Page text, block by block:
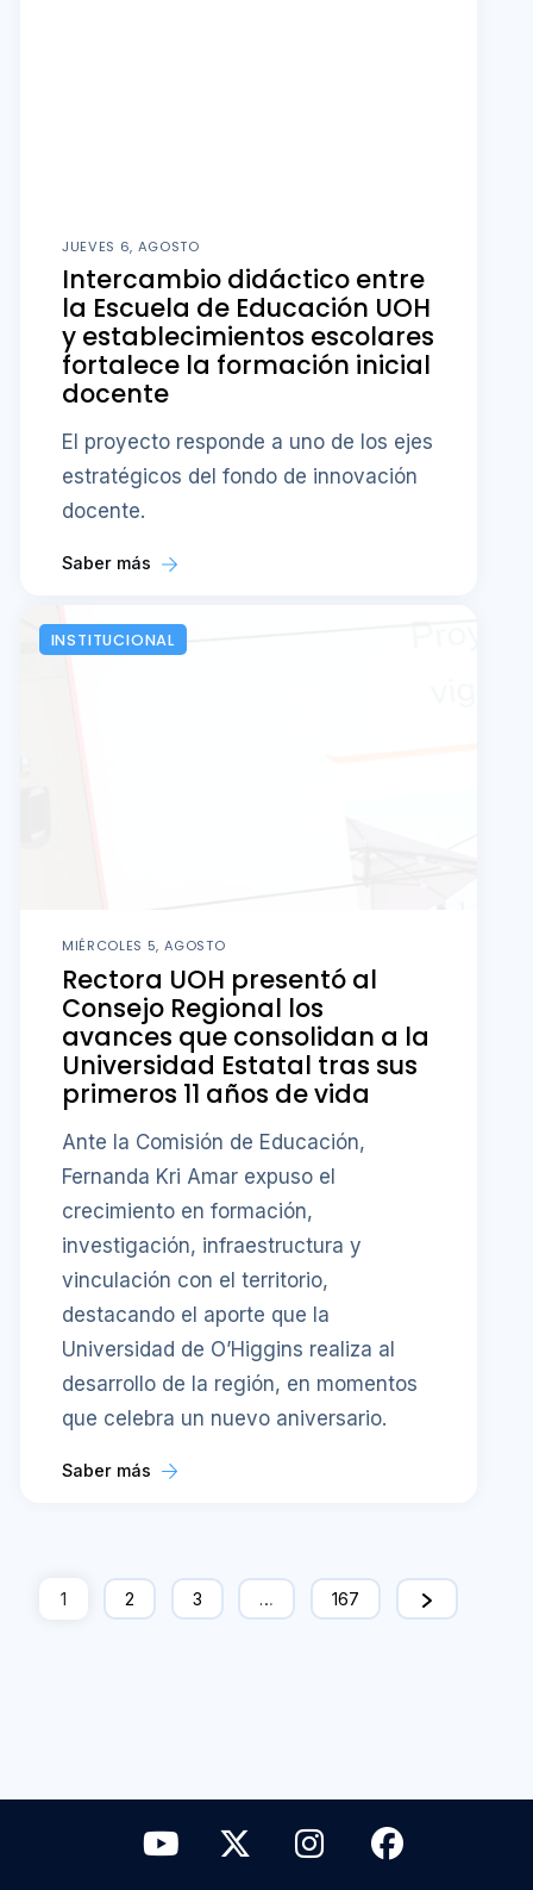
JUEVES 6, AGOSTO
Intercambio didáctico entre
la Escuela de Educación UOH
y establecimientos escolares
fortalece la formación inicial
docente
El proyecto responde a uno de los ejes
estratégicos del fondo de innovación
docente.
Saber más
INSTITUCIONAL
MIÉRCOLES 5, AGOSTO
Rectora UOH presentó al
Consejo Regional los
avances que consolidan a la
Universidad Estatal tras sus
primeros 11 años de vida
Ante la Comisión de Educación,
Fernanda Kri Amar expuso el
crecimiento en formación,
investigación, infraestructura y
vinculación con el territorio,
destacando el aporte que la
Universidad de O’Higgins realiza al
desarrollo de la región, en momentos
que celebra un nuevo aniversario.
Saber más
1 2 3 … 167